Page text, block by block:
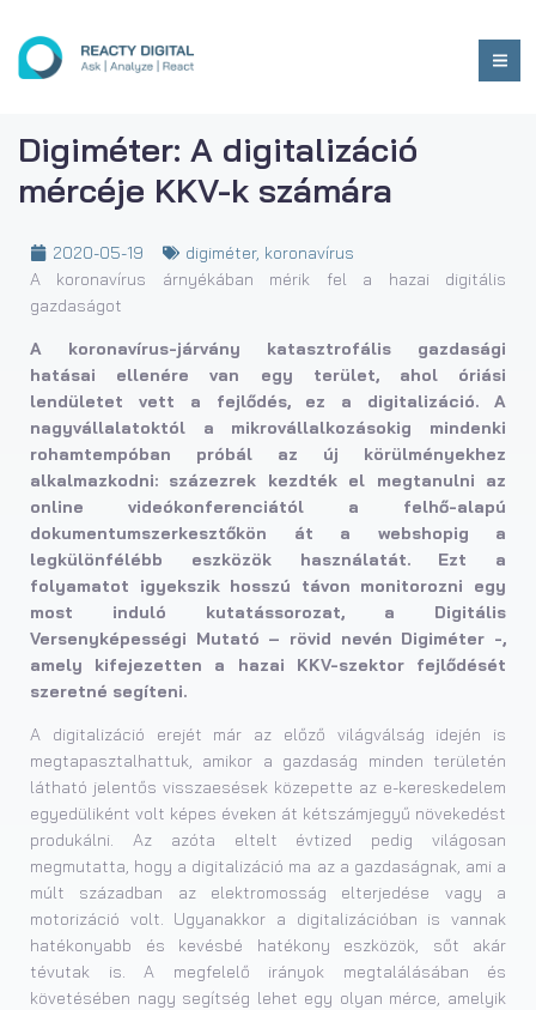
Digiméter: A digitalizáció
mércéje KKV-k számára
2020-05-19 digiméter, koronavírus
A koronavírus árnyékában mérik fel a hazai digitális
gazdaságot
A koronavírus-járvány katasztrofális gazdasági
hatásai ellenére van egy terület, ahol óriási
lendületet vett a fejlődés, ez a digitalizáció. A
nagyvállalatoktól a mikrovállalkozásokig mindenki
rohamtempóban próbál az új körülményekhez
alkalmazkodni: százezrek kezdték el megtanulni az
online videókonferenciától a felhő-alapú
dokumentumszerkesztőkön át a webshopig a
legkülönfélébb eszközök használatát. Ezt a
folyamatot igyekszik hosszú távon monitorozni egy
most induló kutatássorozat, a Digitális
Versenyképességi Mutató – rövid nevén Digiméter -,
amely kifejezetten a hazai KKV-szektor fejlődését
szeretné segíteni.
A digitalizáció erejét már az előző világválság idején is
megtapasztalhattuk, amikor a gazdaság minden területén
látható jelentős visszaesések közepette az e-kereskedelem
egyedüliként volt képes éveken át kétszámjegyű növekedést
produkálni. Az azóta eltelt évtized pedig világosan
megmutatta, hogy a digitalizáció ma az a gazdaságnak, ami a
múlt században az elektromosság elterjedése vagy a
motorizáció volt. Ugyanakkor a digitalizációban is vannak
hatékonyabb és kevésbé hatékony eszközök, sőt akár
tévutak is. A megfelelő irányok megtalálásában és
követésében nagy segítség lehet egy olyan mérce, amelyik